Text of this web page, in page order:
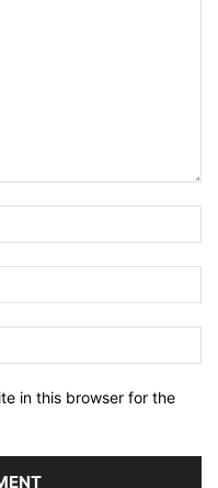
in this browser for the